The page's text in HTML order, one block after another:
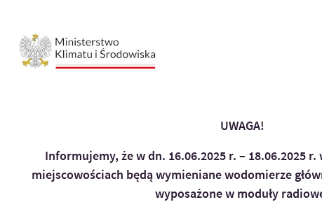
UWAGA!
Informujemy, że w dn. 16.06.2025 r. – 18.06.2025 r.
miejscowościach będą wymieniane wodomierze
wyposażone w moduły